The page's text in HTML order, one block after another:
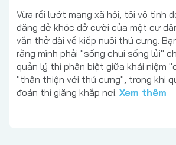
Vừa rồi lướt mạng xã hội, tôi vô tình
đăng dở khóc dở cười của một cư
vắn thở dài về kiếp nuôi thú cưng.
rằng mình phải "sống chui sống lủi"
quản lý thì phân biệt giữa khái niệm
"thân thiện với thú cưng", trong khi
đoán thì giăng khắp nơi. Xem thêm